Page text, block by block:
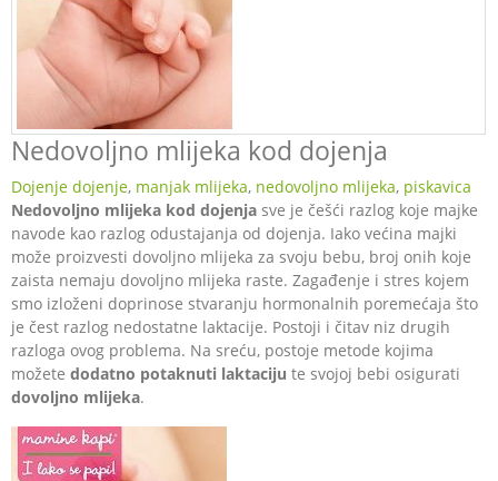
Nedovoljno mlijeka kod dojenja
Dojenje dojenje, manjak mlijeka, nedovoljno mlijeka, piskavica
Nedovoljno mlijeka kod dojenja sve je češći razlog koje majke
navode kao razlog odustajanja od dojenja. Iako većina majki
može proizvesti dovoljno mlijeka za svoju bebu, broj onih koje
zaista nemaju dovoljno mlijeka raste. Zagađenje i stres kojem
smo izloženi doprinose stvaranju hormonalnih poremećaja što
je čest razlog nedostatne laktacije. Postoji i čitav niz drugih
razloga ovog problema. Na sreću, postoje metode kojima
možete dodatno potaknuti laktaciju te svojoj bebi osigurati
dovoljno mlijeka.